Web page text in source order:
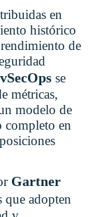
en
histórico
de
se
métricas,
modelo de
completo en
Gartner
que adopten